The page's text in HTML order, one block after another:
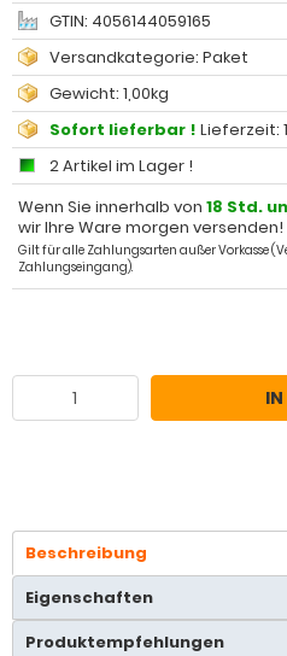
GTIN: 4056144059165
Versandkategorie: Paket
Gewicht: 1,00kg
Sofort lieferbar ! Lieferzeit:
2 Artikel im Lager !
Wenn Sie innerhalb von 18 Std.
wir Ihre Ware morgen versenden!
Gilt für alle Zahlungsarten außer Vorkasse
Zahlungseingang).
Beschreibung
Eigenschaften
Produktempfehlungen